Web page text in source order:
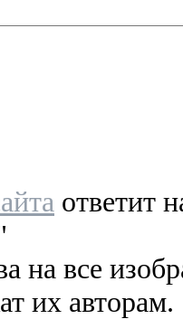
ответит
на все
их авторам.